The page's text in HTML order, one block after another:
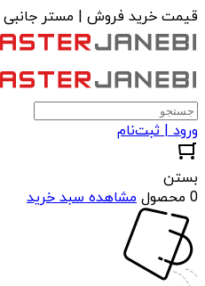
قیمت خرید فروش | مستر جانبی
ورود | ثبت‌نام
بستن
0 محصول
مشاهده سبد خرید